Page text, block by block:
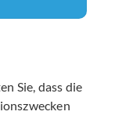
Sie, dass die